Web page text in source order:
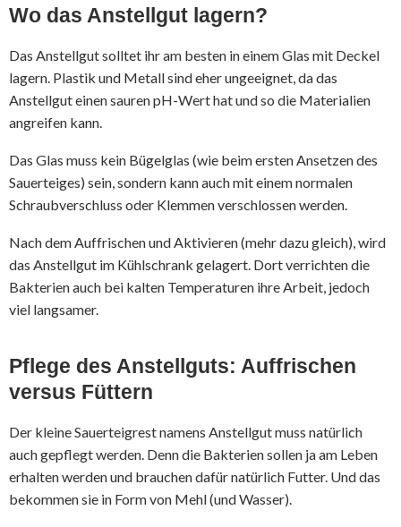
Wo das Anstellgut lagern?
Das Anstellgut solltet ihr am besten in einem Glas mit Deckel
lagern. Plastik und Metall sind eher ungeeignet, da das
Anstellgut einen sauren pH-Wert hat und so die Materialien
angreifen kann.
Das Glas muss kein Bügelglas (wie beim ersten Ansetzen des
Sauerteiges) sein, sondern kann auch mit einem normalen
Schraubverschluss oder Klemmen verschlossen werden.
Nach dem Auffrischen und Aktivieren (mehr dazu gleich), wird
das Anstellgut im Kühlschrank gelagert. Dort verrichten die
Bakterien auch bei kalten Temperaturen ihre Arbeit, jedoch
viel langsamer.
Pflege des Anstellguts: Auffrischen
versus Füttern
Der kleine Sauerteigrest namens Anstellgut muss natürlich
auch gepflegt werden. Denn die Bakterien sollen ja am Leben
erhalten werden und brauchen dafür natürlich Futter. Und das
bekommen sie in Form von Mehl (und Wasser).